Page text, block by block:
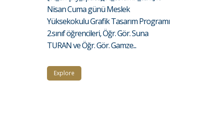
Nisan Cuma günü Meslek
Yüksekokulu Grafik Tasarım Programı
2.sınıf öğrencileri, Öğr. Gör. Suna
TURAN ve Öğr. Gör. Gamze...
Explore